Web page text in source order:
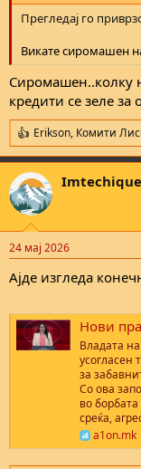
Прегледај го
Викате сиромашен
Сиромашен..колку
кредити се зеле
R
e
a
c
t
i
n
s
Erikson, Комити
24 мај 2026
Ајде изгледа
Нови правила за
Владата
усогласен
за
Со ова
во
среќа,
a1on.mk